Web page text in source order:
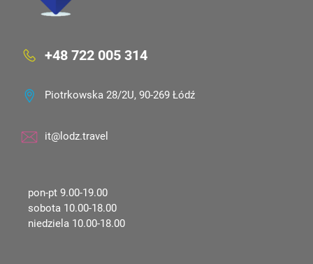
+48 722 005 314
Piotrkowska 28/2U, 90-269 Łódź
it@lodz.travel
pon-pt 9.00-19.00
sobota 10.00-18.00
niedziela 10.00-18.00